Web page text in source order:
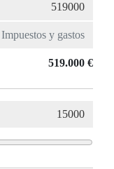
519.000 €